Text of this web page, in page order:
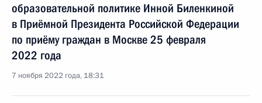
образовательной политике Инной Биленкиной
в Приёмной Президента Российской Федерации
по приёму граждан в Москве 25 февраля
2022 года
7 ноября 2022 года, 18:31